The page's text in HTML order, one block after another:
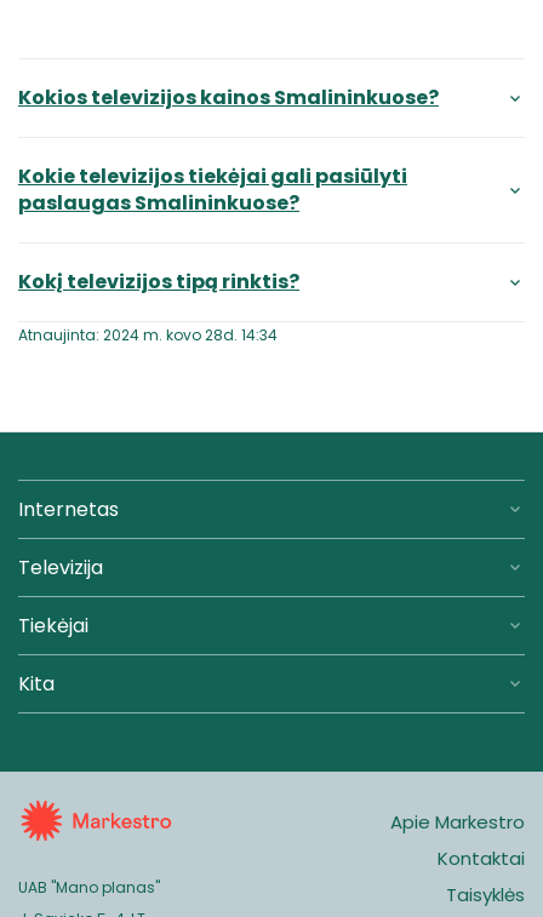
Kokios televizijos kainos Smalininkuose?
Kokie televizijos tiekėjai gali pasiūlyti
paslaugas Smalininkuose?
Kokį televizijos tipą rinktis?
Atnaujinta: 2024 m. kovo 28d. 14:34
Internetas
Televizija
Tiekėjai
Kita
Apie Markestro
Kontaktai
Taisyklės
UAB "Mano planas"